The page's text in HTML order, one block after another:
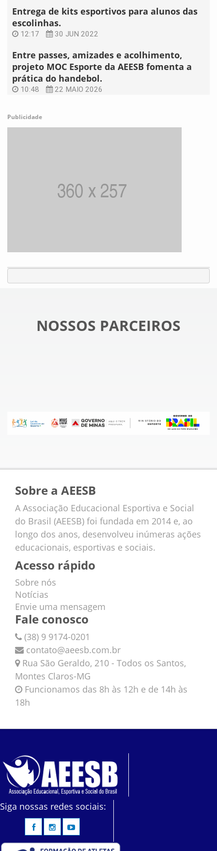
Entrega de kits esportivos para alunos das
escolinhas.
12:17 30 JUN 2022
Entre passes, amizades e acolhimento,
projeto MOC Esporte da AEESB fomenta a
prática do handebol.
10:48 22 MAIO 2026
Publicidade
NOSSOS PARCEIROS
Sobre a AEESB
A Associação Educacional Esportiva e Social
do Brasil (AEESB) foi fundada em 2014 e, ao
longo dos anos, desenvolveu inúmeras ações
educacionais, esportivas e sociais.
Acesso rápido
Sobre nós
Notícias
Envie uma mensagem
Fale conosco
(38) 9 9174-0201
contato@aeesb.com.br
Rua São Geraldo, 210 - Todos os Santos,
Montes Claros-MG
Funcionamos das 8h às 12h e de 14h às
18h
Siga nossas redes sociais: